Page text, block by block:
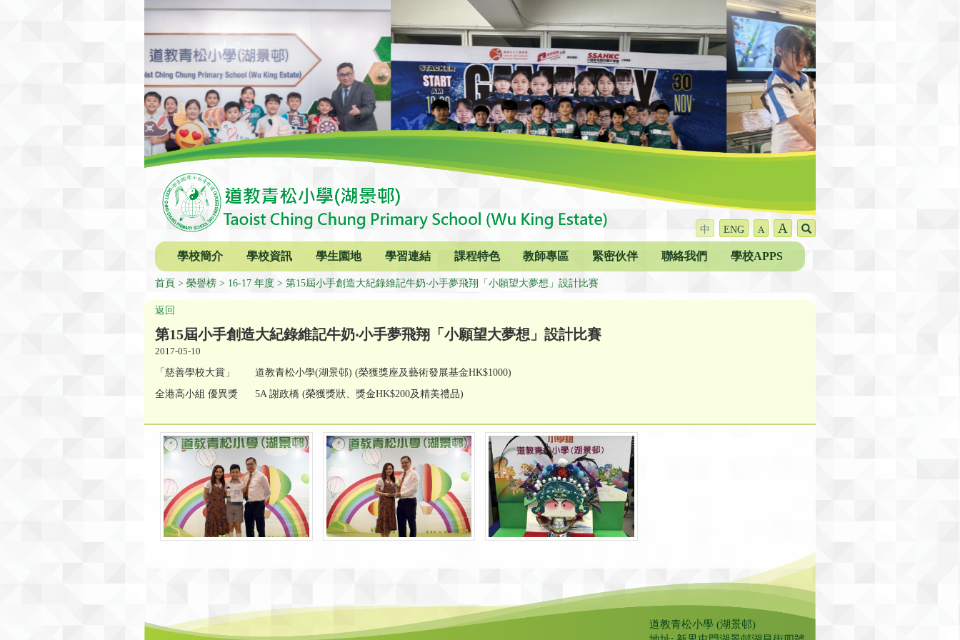
中 ENG A A
學校簡介 學校資訊 學生園地 學習連結 課程特色 教師專區 緊密伙伴 聯絡我們 學校APPS
首頁 榮譽榜 16-17 年度 第15屆小手創造大紀錄維記牛奶‧小手夢飛翔「小願望大夢想」設計比賽
返回
第15屆小手創造大紀錄維記牛奶‧小手夢飛翔「小願望大夢想」設計比賽
2017-05-10
「慈善學校大賞」 道教青松小學(湖景邨) (榮獲獎座及藝術發展基金HK$1000)
全港高小組 優異獎 5A 謝政橋 (榮獲獎狀、獎金HK$200及精美禮品)
道教青松小學 (湖景邨)